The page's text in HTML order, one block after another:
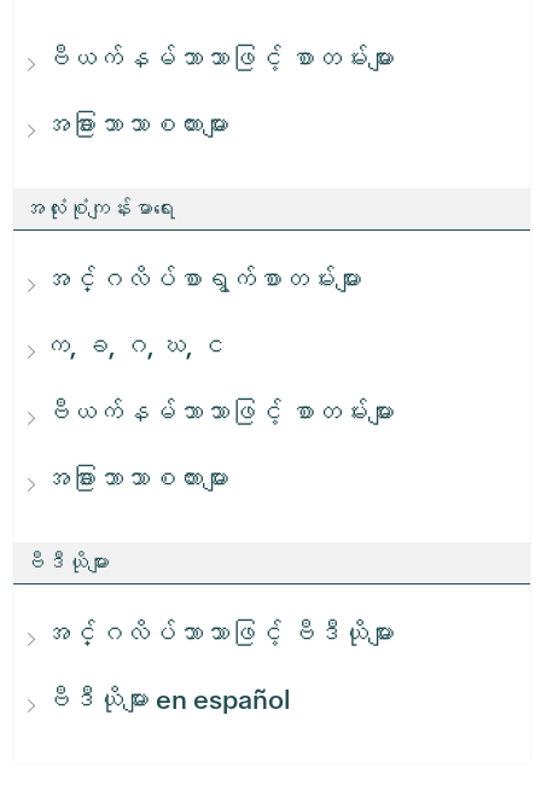
ဗီယက်နမ်ဘာသာဖြင့် စာတမ်းများ
အခြားဘာသာစကားများ
အလုံးစုံကျန်းမာရေး
အင်္ဂလိပ်စာရွက်စာတမ်းများ
က, ခ, ဂ, ဃ, င
ဗီယက်နမ်ဘာသာဖြင့် စာတမ်းများ
အခြားဘာသာစကားများ
ဗီဒီယိုများ
အင်္ဂလိပ်ဘာသာဖြင့် ဗီဒီယိုများ
ဗီဒီယိုများ en español